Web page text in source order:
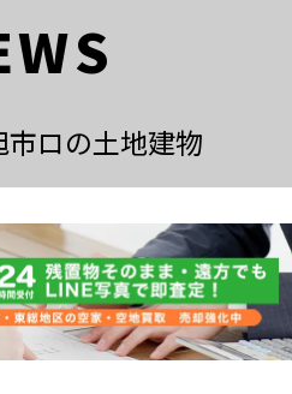
ロの土地建物